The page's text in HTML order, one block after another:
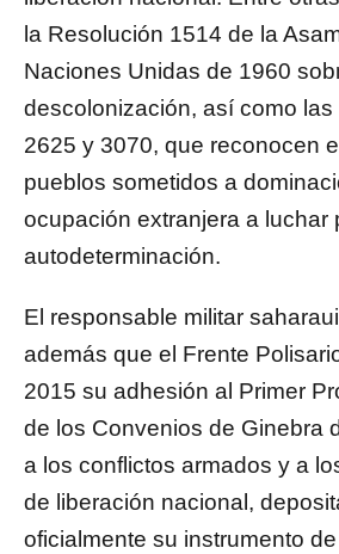
la Resolución 1514 de la
Naciones Unidas de 1960
descolonización, así como
2625 y 3070, que reconocen
pueblos sometidos a
ocupación extranjera a luchar
autodeterminación.
El responsable militar
además que el Frente
2015 su adhesión al Primer
de los Convenios de Ginebra
a los conflictos armados y a
de liberación nacional,
oficialmente su instrumento